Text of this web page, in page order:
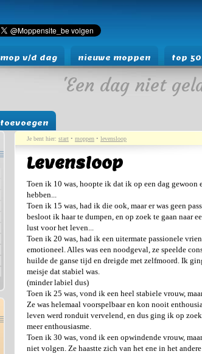
mop v/d dag nieuwe moppen top 50
toevoegen
'Een dag niet
Je bent hier: start • moppen • levensloop
Levensloop
Toen ik 10 was, hoopte ik dat ik op een dag gewoon
hebben...
Toen ik 15 was, had ik die ook, maar er was geen
besloot ik haar te dumpen, en op zoek te gaan naar
lust voor het leven...
Toen ik 20 was, had ik een uitermate passionele
emotioneel. Alles was een noodgeval, ze speelde
huilde de ganse tijd en dreigde met zelfmoord. Ik
meisje dat stabiel was.
(minder labiel dus)
Toen ik 25 was, vond ik een heel stabiele vrouw,
Ze was helemaal voorspelbaar en kon nooit
leven werd ronduit vervelend, en dus ging ik op
meer enthousiasme.
Toen ik 30 was, vond ik een opwindende vrouw,
niet volgen. Ze haastte zich van het ene in het